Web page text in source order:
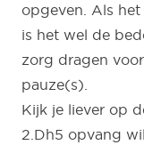
opgeven. Als het
is het wel de
zorg dragen
pauze(s).
Kijk je liever op
2.Dh5 opvang